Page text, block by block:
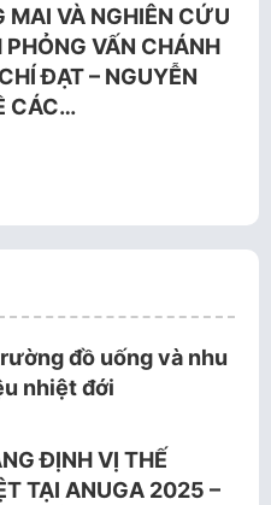
MAI VÀ NGHIÊN CỨU
PHỎNG VẤN CHÁNH
ĐẠT – NGUYỄN
CÁC…
đồ uống và nhu
nhiệt đới
ĐỊNH VỊ THẾ
TẠI ANUGA 2025 –